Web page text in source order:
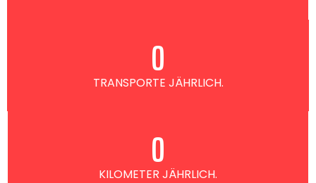
TRANSPORTE JÄHRLICH.
0
KILOMETER JÄHRLICH.
0